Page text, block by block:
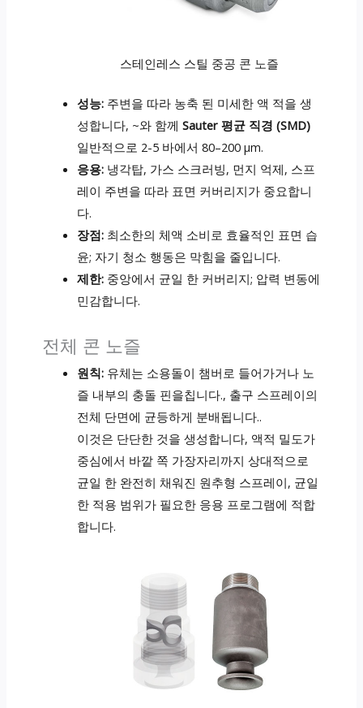
스테인레스 스틸 중공 콘 노즐
성능: 주변을 따라 농축 된 미세한 액 적을 생
성합니다, ~와 함께Sauter 평균 직경 (SMD)
일반적으로 2-5 바에서 80–200 µm.
응용: 냉각탑, 가스 스크러빙, 먼지 억제, 스프
레이 주변을 따라 표면 커버리지가 중요합니
다.
장점: 최소한의 체액 소비로 효율적인 표면 습
윤; 자기 청소 행동은 막힘을 줄입니다.
제한: 중앙에서 균일 한 커버리지; 압력 변동에
민감합니다.
전체 콘 노즐
원칙: 유체는 소용돌이 챔버로 들어가거나 노
즐 내부의 충돌 핀을칩니다., 출구 스프레이의
전체 단면에 균등하게 분배됩니다..
이것은 단단한 것을 생성합니다, 액적 밀도가
중심에서 바깥 쪽 가장자리까지 상대적으로
균일 한 완전히 채워진 원추형 스프레이, 균일
한 적용 범위가 필요한 응용 프로그램에 적합
합니다.